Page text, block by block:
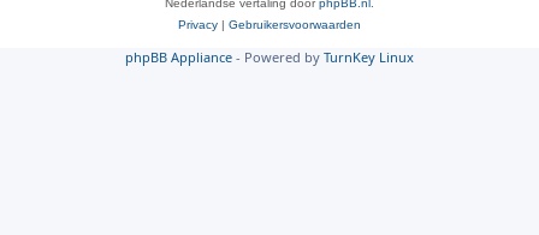
Nederlandse vertaling doorphpBB.nl
Privacy | Gebruikersvoorwaarden
phpBB Appliance - Powered by TurnKey Linux